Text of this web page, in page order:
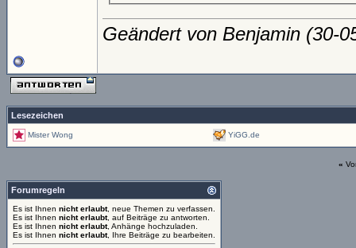
Geändert von Benjamin (30-
Lesezeichen
Mister Wong YiGG.de
«
Forumregeln
Es ist Ihnen nicht erlaubt, neue Themen zu verfassen.
Es ist Ihnen nicht erlaubt, auf Beiträge zu antworten.
Es ist Ihnen nicht erlaubt, Anhänge hochzuladen.
Es ist Ihnen nicht erlaubt, Ihre Beiträge zu bearbeiten.